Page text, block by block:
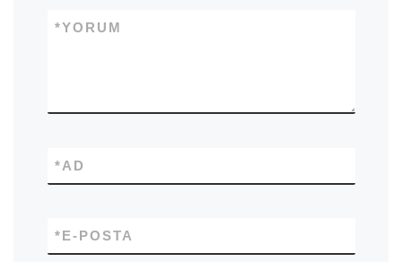
YORUM
*
AD
*
E-POSTA
*